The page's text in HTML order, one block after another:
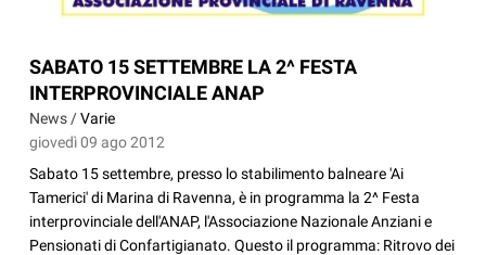
SABATO 15 SETTEMBRE LA 2^ FESTA
INTERPROVINCIALE ANAP
News /Varie
giovedì 09 ago 2012
Sabato 15 settembre, presso lo stabilimento balneare 'Ai
Tamerici' di Marina di Ravenna, è in programma la 2^ Festa
interprovinciale dell'ANAP, l'Associazione Nazionale Anziani e
Pensionati di Confartigianato. Questo il programma: Ritrovo dei